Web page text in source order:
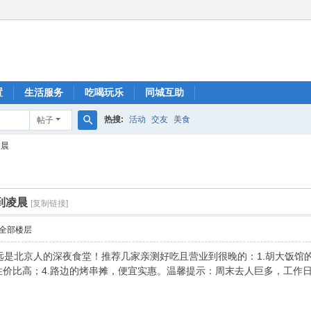
生活服务 吃喝玩乐 同城互助
帖子 热搜: 活动 交友 美食
凌晨 [复制链接]
部楼层
北京人的深夜食堂！推荐几家亲测好吃且营业到很晚的：1.胡大饭
比高；4.路边的烤串摊，便宜实惠。温馨提示：周末去人巨多，工作